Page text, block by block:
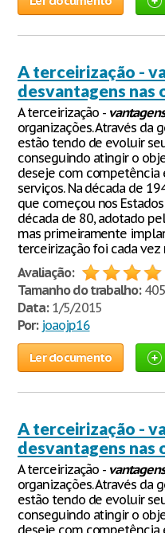
A terceirização -
desvantagens nas
A terceirização - vantagens
organizações. Através da
estão tendo de evoluir
conseguindo atingir o
deseje com competência
serviços. Na década de
que começou nos
década de 80, adotado
mas primeiramente
terceirização foi cada
Avaliação:
Tamanho do trabalho:405
Data:1/5/2015
Por: joaojp16
Ler documento
A terceirização -
desvantagens nas
A terceirização - vantagens
organizações. Através da
estão tendo de evoluir
conseguindo atingir o
deseje com competência